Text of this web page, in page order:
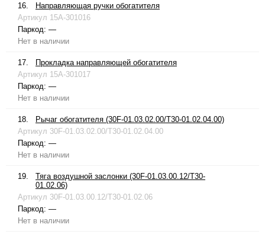
16.
Направляющая ручки обогатителя
Артикул 15A-301016
Паркод: —
Нет в наличии
17.
Прокладка направляющей обогатителя
Артикул 15A-301017
Паркод: —
Нет в наличии
18.
Рычаг обогатителя (30F-01.03.02.00/T30-01.02.04.00)
Артикул 30F-01.03.02.00/T30-01.02.04.00
Паркод: —
Нет в наличии
19.
Тяга воздушной заслонки (30F-01.03.00.12/T30-
01.02.06)
Артикул 30F-01.03.00.12/T30-01.02.06
Паркод: —
Нет в наличии